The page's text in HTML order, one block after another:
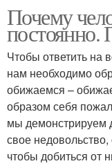
Почему
Чтобы ответить на
нам необходимо
обижаемся –
образом себя
мы демонстрируем
свое
чтобы добиться от